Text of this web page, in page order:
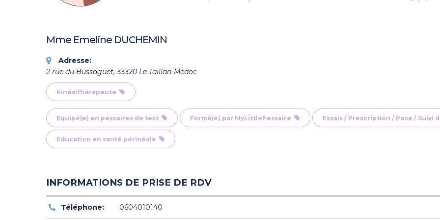
Mme Emeline DUCHEMIN
Adresse:
2 rue du Bussaguet, 33320 Le Taillan-Médoc
Kinésithérapeute
Equipé(e) en pessaires de test Formé(e) par MyLittlePessaire Essais / Prescription / Pose / Suivi
Education en santé périnéale
INFORMATIONS DE PRISE DE RDV
Téléphone: 0604010140